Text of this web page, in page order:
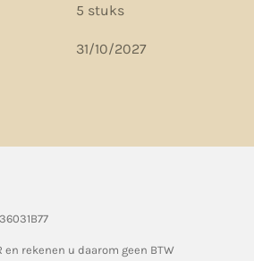
5 stuks
31/10/2027
en rekenen u daarom geen BTW